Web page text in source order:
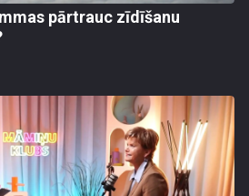
pārtrauc zīdīšanu